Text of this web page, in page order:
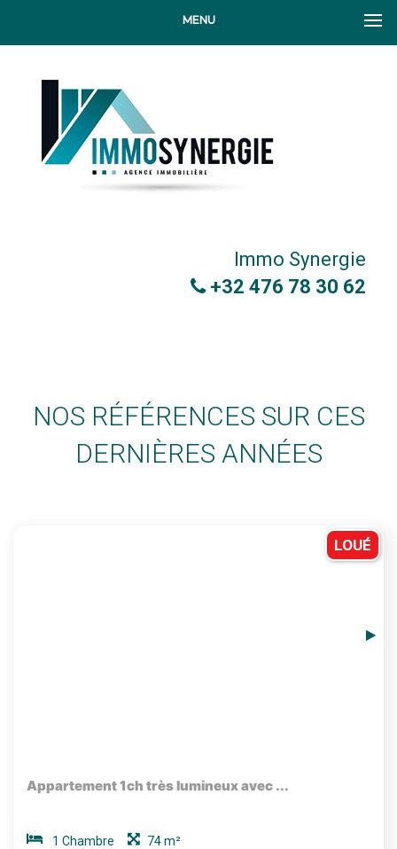
MENU
Immo Synergie
+32 476 78 30 62
NOS RÉFÉRENCES SUR CES
DERNIÈRES ANNÉES
LOUÉ
Appartement 1ch très lumineux avec ...
1 Chambre
74 m²